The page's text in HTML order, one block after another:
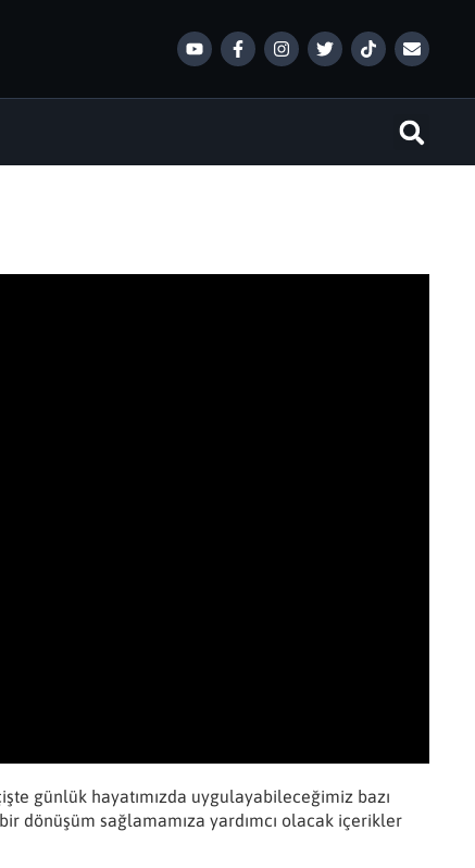
günlük hayatımızda uygulayabileceğimiz bazı
dönüşüm sağlamamıza yardımcı olacak içerikler